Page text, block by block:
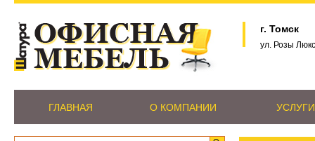
г. Томск
ул. Розы
ГЛАВНАЯ О КОМПАНИИ УСЛУГИ